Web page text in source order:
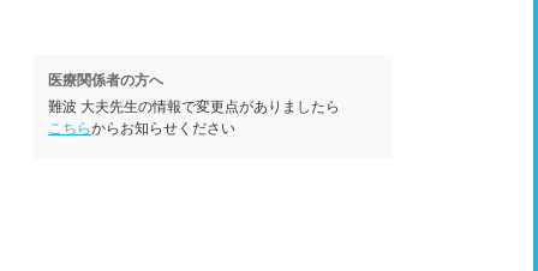
医療関係者の方へ
難波 大夫先生の情報で変更点がありましたら
こちらからお知らせください